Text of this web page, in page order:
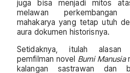
juga bisa menjadi mitos
melawan perkembangan
mahakarya yang tetap utuh
aura dokumen historisnya.
Setidaknya, itulah alasan
pemfilman novel Bumi Manusia
kalangan sastrawan dan